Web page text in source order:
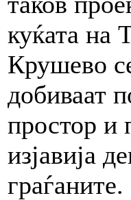
куќата на
Крушево
добиваат
простор и
изјавија
граѓаните.